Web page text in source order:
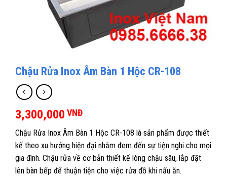
Chậu Rửa Inox Âm Bàn 1 Hộc CR-108
3,300,000 VNĐ
Chậu Rửa Inox Âm Bàn 1 Hộc CR-108 là sản phẩm được thiết
kế theo xu hướng hiện đại nhằm đem đến sự tiện nghi cho mọi
gia đình. Chậu rửa về cơ bản thiết kế lòng chậu sâu, lắp đặt
lên bàn bếp để thuận tiện cho việc rửa đồ khi nấu ăn.